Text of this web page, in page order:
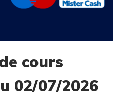
cours
02/07/2026